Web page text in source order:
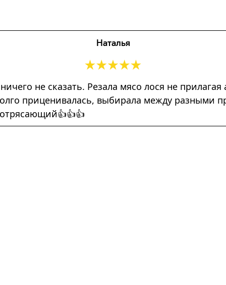
Наталья
не сказать. Резала мясо лося не
приценивалась, выбирала между разными